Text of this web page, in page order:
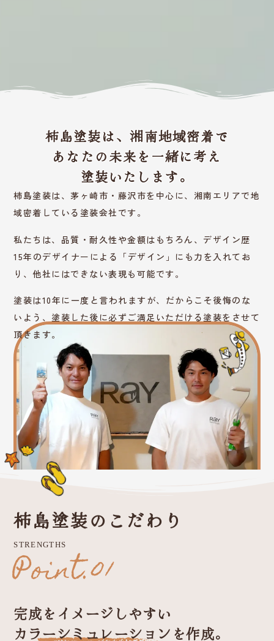
柿島塗装は、湘南地域密着で
あなたの未来を一緒に考え
塗装いたします。
柿島塗装は、茅ヶ崎市・藤沢市を中心に、湘南エリアで地
域密着している塗装会社です。
私たちは、品質・耐久性や金額はもちろん、デザイン歴
15年のデザイナーによる「デザイン」にも力を入れてお
り、他社にはできない表現も可能です。
塗装は10年に一度と言われますが、だからこそ後悔のな
いよう、塗装した後に必ずご満足いただける塗装をさせて
頂きます。
Point.01
完成をイメージしやすい
カラーシミュレーションを作成。
柿島塗装のこだわり
STRENGTHS